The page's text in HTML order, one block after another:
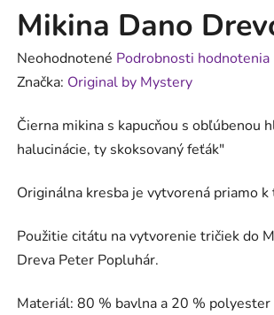
Mikina Dano
Priemerné
hodnotenie
je
0,0
5
Neohodnotené Podrobnosti hodnotenia
Značka: Original by Mystery
Čierna mikina s kapucňou s obľúbenou
halucinácie, ty skoksovaný feťák"
Originálna kresba je vytvorená priamo
Použitie citátu na vytvorenie tričiek do
Dreva Peter Popluhár.
Materiál: 80 % bavlna a 20 % polyester